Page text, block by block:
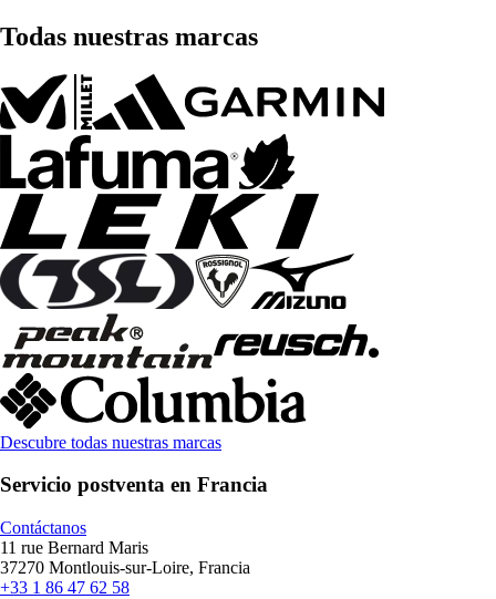
Todas nuestras marcas
Descubre todas nuestras marcas
Servicio postventa en Francia
Contáctanos
11 rue Bernard Maris
37270 Montlouis-sur-Loire, Francia
+33 1 86 47 62 58